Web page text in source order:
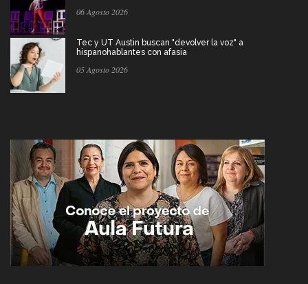
06 Agosto 2026
Tec y UT Austin buscan "devolver la voz" a
hispanohablantes con afasia
05 Agosto 2026